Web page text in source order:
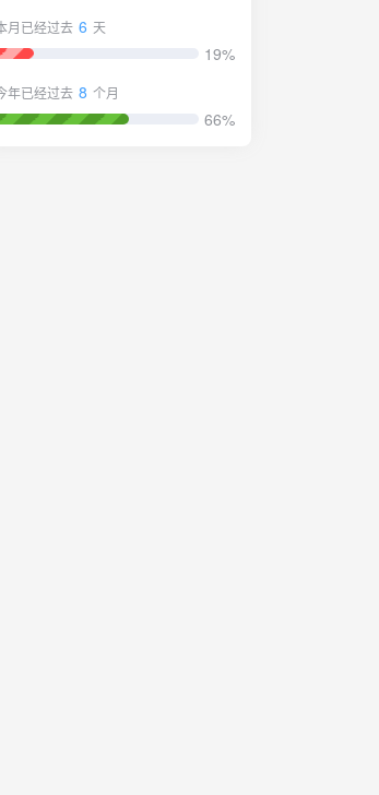
-e adminpwd="123456"
月已经过去 6 天
19%
年已经过去 8 个月
66%